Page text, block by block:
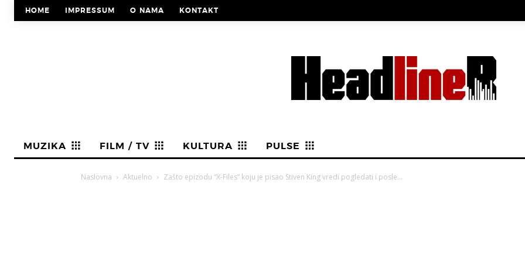
HOME IMPRESSUM O NAMA KONTAKT
MUZIKA FILM / TV KULTURA PULSE
Naslovna Aktuelno Zašto epizodu “X-Files” koju je pisao Stiven King vredi pogledati i posle...